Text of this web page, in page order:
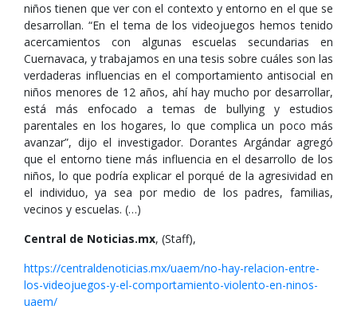
niños tienen que ver con el contexto y entorno en el que se
desarrollan. “En el tema de los videojuegos hemos tenido
acercamientos con algunas escuelas secundarias en
Cuernavaca, y trabajamos en una tesis sobre cuáles son las
verdaderas influencias en el comportamiento antisocial en
niños menores de 12 años, ahí hay mucho por desarrollar,
está más enfocado a temas de bullying y estudios
parentales en los hogares, lo que complica un poco más
avanzar”, dijo el investigador. Dorantes Argándar agregó
que el entorno tiene más influencia en el desarrollo de los
niños, lo que podría explicar el porqué de la agresividad en
el individuo, ya sea por medio de los padres, familias,
vecinos y escuelas. (…)
Central de Noticias.mx, (Staff),
https://centraldenoticias.mx/uaem/no-hay-relacion-entre-
los-videojuegos-y-el-comportamiento-violento-en-ninos-
uaem/